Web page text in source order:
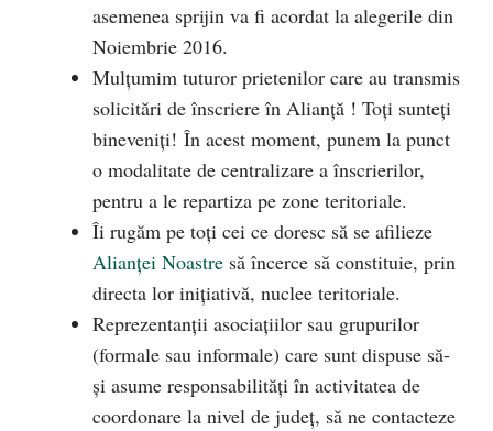
asemenea sprijin va fi acordat la alegerile din
Noiembrie 2016.
Mulțumim tuturor prietenilor care au transmis
solicitări de înscriere în Alianță ! Toți sunteți
bineveniți! În acest moment, punem la punct
o modalitate de centralizare a înscrierilor,
pentru a le repartiza pe zone teritoriale.
Îi rugăm pe toți cei ce doresc să se afilieze
Alianței Noastre să încerce să constituie, prin
directa lor inițiativă, nuclee teritoriale.
Reprezentanții asociațiilor sau grupurilor
(formale sau informale) care sunt dispuse să-
și asume responsabilități în activitatea de
coordonare la nivel de județ, să ne contacteze